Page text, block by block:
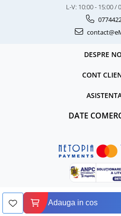
Adauga in cos
L-V: 10:00 - 15:00 /
DESPRE
CONT
DATE
©Copyright AVAMSI